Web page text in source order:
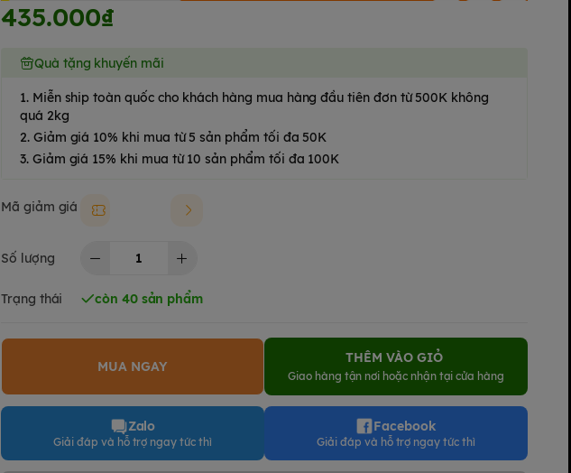
435.000₫
Quà tặng khuyến mãi
1. Miễn ship toàn quốc cho khách hàng mua hàng đầu tiên đơn từ 500K không
quá 2kg
2. Giảm giá 10% khi mua từ 5 sản phẩm tối đa 50K
3. Giảm giá 15% khi mua từ 10 sản phẩm tối đa 100K
Mã giảm giá Moki50k
Số lượng
Trạng thái còn 40 sản phẩm
MUA NGAY
THÊM VÀO GIỎ
Giao hàng tận nơi hoặc nhận tại cửa hàng
Zalo
Giải đáp và hỗ trợ ngay tức thì
Facebook
Giải đáp và hỗ trợ ngay tức thì